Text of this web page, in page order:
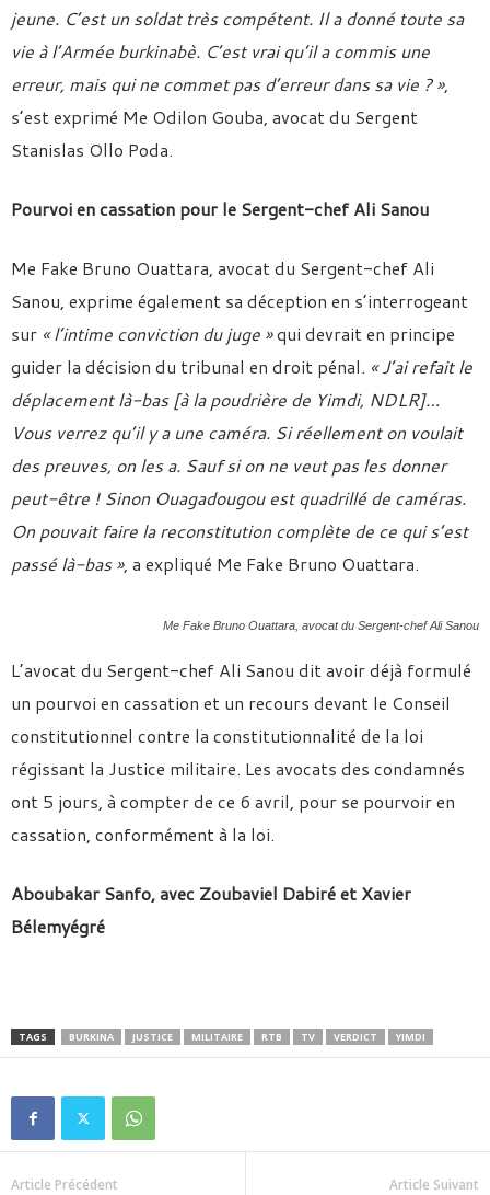
jeune. C’est un soldat très compétent. Il a donné toute sa
vie à l’Armée burkinabè. C’est vrai qu’il a commis une
erreur, mais qui ne commet pas d’erreur dans sa vie ? »,
s’est exprimé Me Odilon Gouba, avocat du Sergent
Stanislas Ollo Poda.
Pourvoi en cassation pour le Sergent-chef Ali Sanou
Me Fake Bruno Ouattara, avocat du Sergent-chef Ali
Sanou, exprime également sa déception en s’interrogeant
sur « l’intime conviction du juge »qui devrait en principe
guider la décision du tribunal en droit pénal. « J’ai refait le
déplacement là-bas [à la poudrière de Yimdi, NDLR]…
Vous verrez qu’il y a une caméra. Si réellement on voulait
des preuves, on les a. Sauf si on ne veut pas les donner
peut-être ! Sinon Ouagadougou est quadrillé de caméras.
On pouvait faire la reconstitution complète de ce qui s’est
passé là-bas », a expliqué Me Fake Bruno Ouattara.
Me Fake Bruno Ouattara, avocat du Sergent-chef Ali Sanou
L’avocat du Sergent-chef Ali Sanou dit avoir déjà formulé
un pourvoi en cassation et un recours devant le Conseil
constitutionnel contre la constitutionnalité de la loi
régissant la Justice militaire. Les avocats des condamnés
ont 5 jours, à compter de ce 6 avril, pour se pourvoir en
cassation, conformément à la loi.
Aboubakar Sanfo, avec Zoubaviel Dabiré et Xavier
Bélemyégré
TAGS BURKINA JUSTICE MILITAIRE RTB TV VERDICT YIMDI
Article Précédent Article Suivant